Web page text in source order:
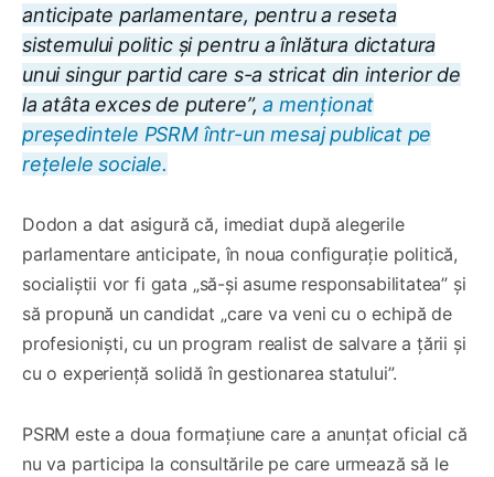
anticipate parlamentare, pentru a reseta
sistemului politic și pentru a înlătura dictatura
unui singur partid care s-a stricat din interior de
la atâta exces de putere”, a menționat
președintele PSRM într-un mesaj publicat pe
rețelele sociale.
Dodon a dat asigură că, imediat după alegerile
parlamentare anticipate, în noua configurație politică,
socialiștii vor fi gata „să-și asume responsabilitatea” și
să propună un candidat „care va veni cu o echipă de
profesioniști, cu un program realist de salvare a țării și
cu o experiență solidă în gestionarea statului”.
PSRM este a doua formațiune care a anunțat oficial că
nu va participa la consultările pe care urmează să le